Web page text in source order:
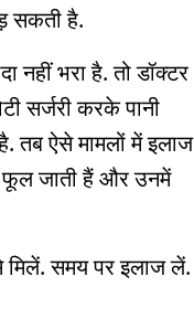
सकती है.
नहीं भरा है. तो डॉक्टर
सर्जरी करके पानी
तब ऐसे मामलों में इलाज
फूल जाती हैं और उनमें
मिलें. समय पर इलाज लें.